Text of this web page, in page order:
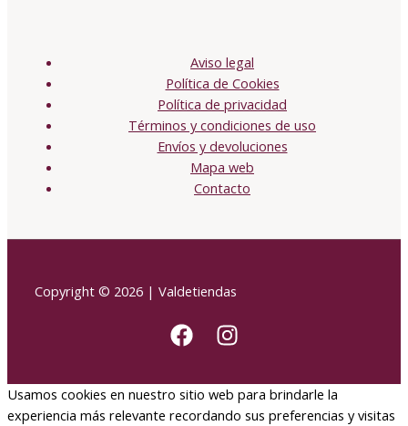
Aviso legal
Política de Cookies
Política de privacidad
Términos y condiciones de uso
Envíos y devoluciones
Mapa web
Contacto
Copyright © 2026 | Valdetiendas
Usamos cookies en nuestro sitio web para brindarle la
experiencia más relevante recordando sus preferencias y visitas